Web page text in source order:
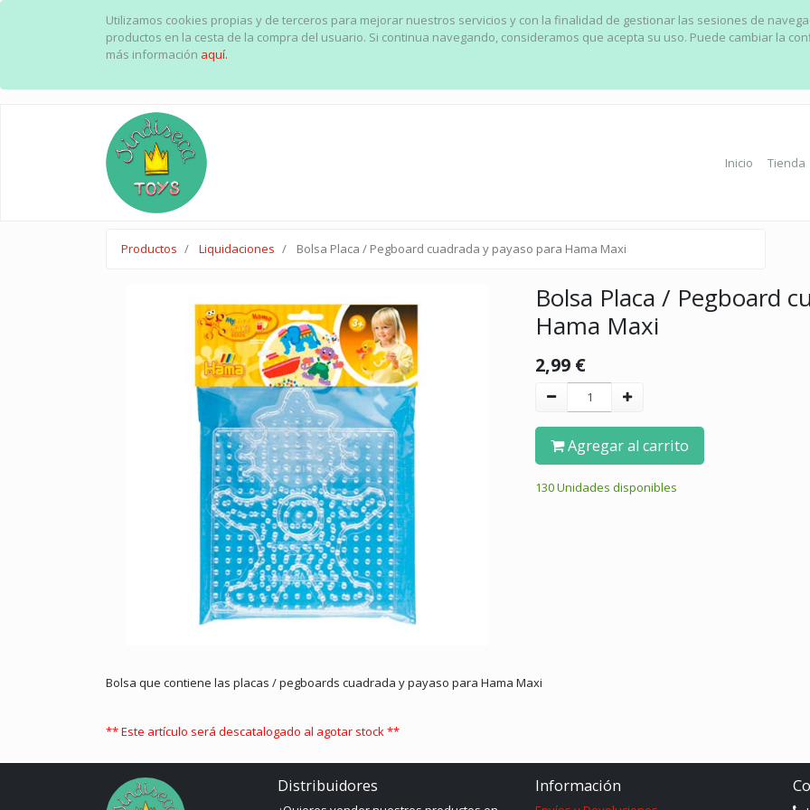
Utilizamos cookies propias y de terceros para mejorar nuestros servicios y con la finalidad de gestionar las sesiones de
productos en la cesta de la compra del usuario. Si continua navegando, consideramos que acepta su uso. Puede cambiar la
más información aquí.
Inicio Tienda
Productos Liquidaciones Bolsa Placa / Pegboard cuadrada y payaso para Hama Maxi
Bolsa Placa / Pegboard
Hama Maxi
2,99 €
Agregar al carrito
130 Unidades disponibles
Bolsa que contiene las placas / pegboards cuadrada y payaso para Hama Maxi
** Este artículo será descatalogado al agotar stock **
Distribuidores Información